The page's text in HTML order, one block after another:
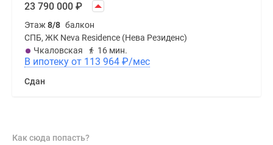
23 790 000 ₽
Этаж 8/8 балкон
СПБ, ЖК Neva Residence (Нева Резиденс)
Чкаловская
16 мин.
В ипотеку от 113 964 ₽/мес
Сдан
Как сюда попасть?